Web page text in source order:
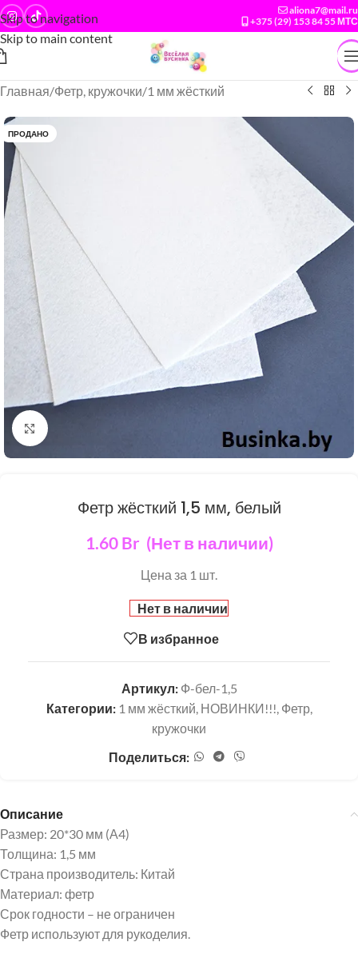
Skip to navigation
Skip to main content
aliona7@mail.ru
+375 (29) 153 84 55 МТС
Главная/Фетр, кружочки/1 мм жёсткий
ПРОДАНО
Нажмите, чтобы увеличить
Фетр жёсткий 1,5 мм, белый
1.60 Br (Нет в наличии)
Цена за 1 шт.
Нет в наличии
В избранное
Артикул: Ф-бел-1,5
Категории: 1 мм жёсткий, НОВИНКИ!!!, Фетр,
кружочки
Поделиться:
Описание
Размер: 20*30 мм (А4)
Толщина: 1,5 мм
Страна производитель: Китай
Материал: фетр
Срок годности – не ограничен
Фетр используют для рукоделия.